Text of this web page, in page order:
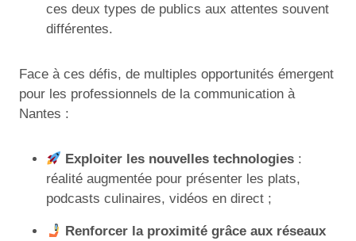
ces deux types de publics aux attentes souvent
différentes.
Face à ces défis, de multiples opportunités émergent
pour les professionnels de la communication à
Nantes :
Exploiter les nouvelles technologies :
réalité augmentée pour présenter les plats,
podcasts culinaires, vidéos en direct ;
Renforcer la proximité grâce aux réseaux